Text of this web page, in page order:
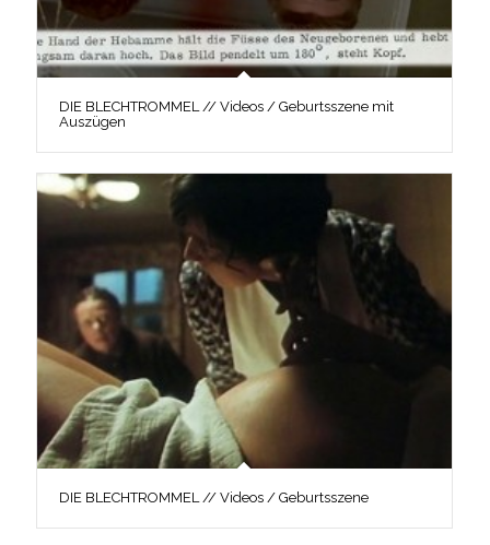
DIE BLECHTROMMEL // Videos / Geburtsszene mit
Auszügen
DIE BLECHTROMMEL // Videos / Geburtsszene